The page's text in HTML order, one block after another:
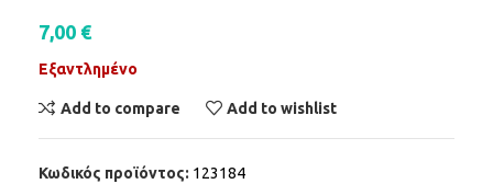
7,00 €
Εξαντλημένο
Add to compare Add to wishlist
Κωδικός προϊόντος: 123184